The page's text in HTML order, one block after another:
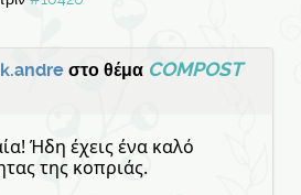
k.andre στο θέμα COMPOST
Ήδη έχεις ένα καλό
της κοπριάς.